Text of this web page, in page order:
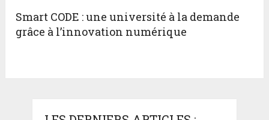
Smart CODE : une université à la demande
grâce à l’innovation numérique